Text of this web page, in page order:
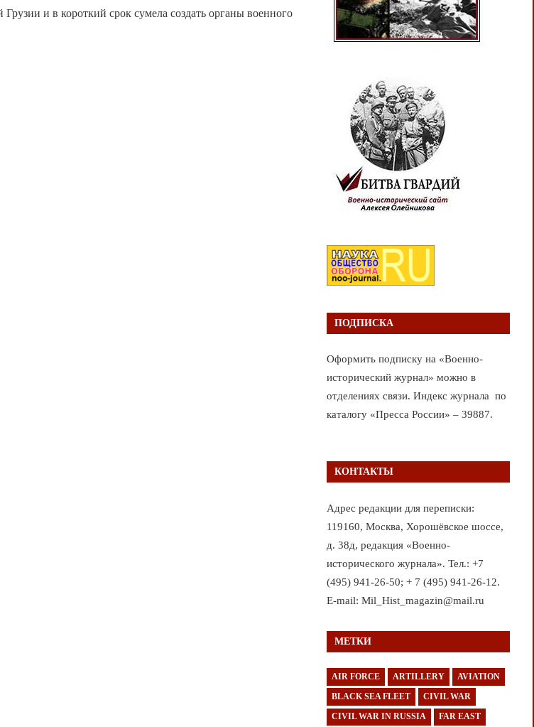
и в короткий срок сумела создать органы военного
ПОДПИСКА
Оформить подписку на «Военно-
исторический журнал» можно в
отделениях связи. Индекс журнала по
каталогу «Пресса России» – 39887.
КОНТАКТЫ
Адрес редакции для переписки:
119160, Москва, Хорошёвское шоссе,
д. 38д, редакция «Военно-
исторического журнала». Тел.: +7
(495) 941-26-50; + 7 (495) 941-26-12.
E-mail: Mil_Hist_magazin@mail.ru
МЕТКИ
AIR FORCE ARTILLERY AVIATION
BLACK SEA FLEET CIVIL WAR
CIVIL WAR IN RUSSIA FAR EAST